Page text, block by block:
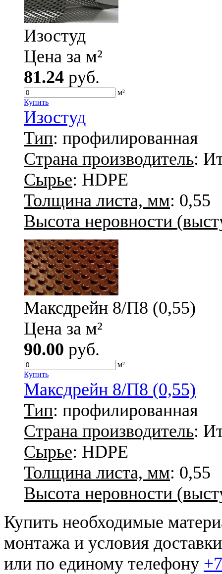
Изостуд
Цена за м²
81.24 руб.
м²
Купить
Изостуд
Тип: профилированная
Страна производитель:
Сырье: HDPE
Толщина листа, мм: 0,55
Высота неровности
Максдрейн 8/П8 (0,55)
Цена за м²
90.00 руб.
м²
Купить
Максдрейн 8/П8 (0,55)
Тип: профилированная
Страна производитель:
Сырье: HDPE
Толщина листа, мм: 0,55
Высота неровности
Купить необходимые
монтажа и условия
или по единому телефону